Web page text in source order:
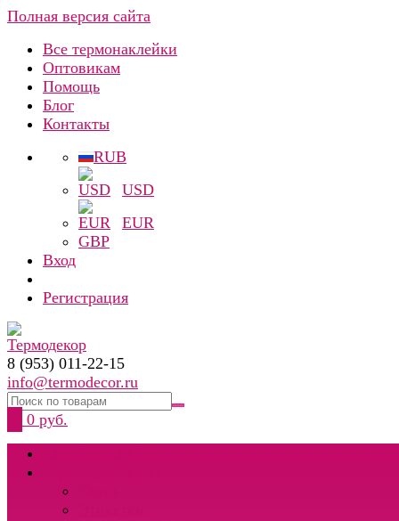
Полная версия сайта
Все термонаклейки
Оптовикам
Помощь
Блог
Контакты
RUB
USD
EUR
GBP
Вход
Регистрация
8 (953) 011-22-15
info@termodecor.ru
0 руб.